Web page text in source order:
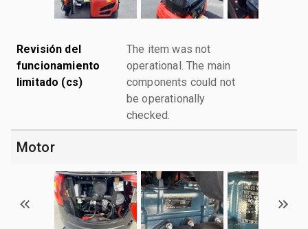
Revisión del
funcionamiento
limitado (cs)
The item was not
operational. The main
components could not
be operationally
checked.
Motor